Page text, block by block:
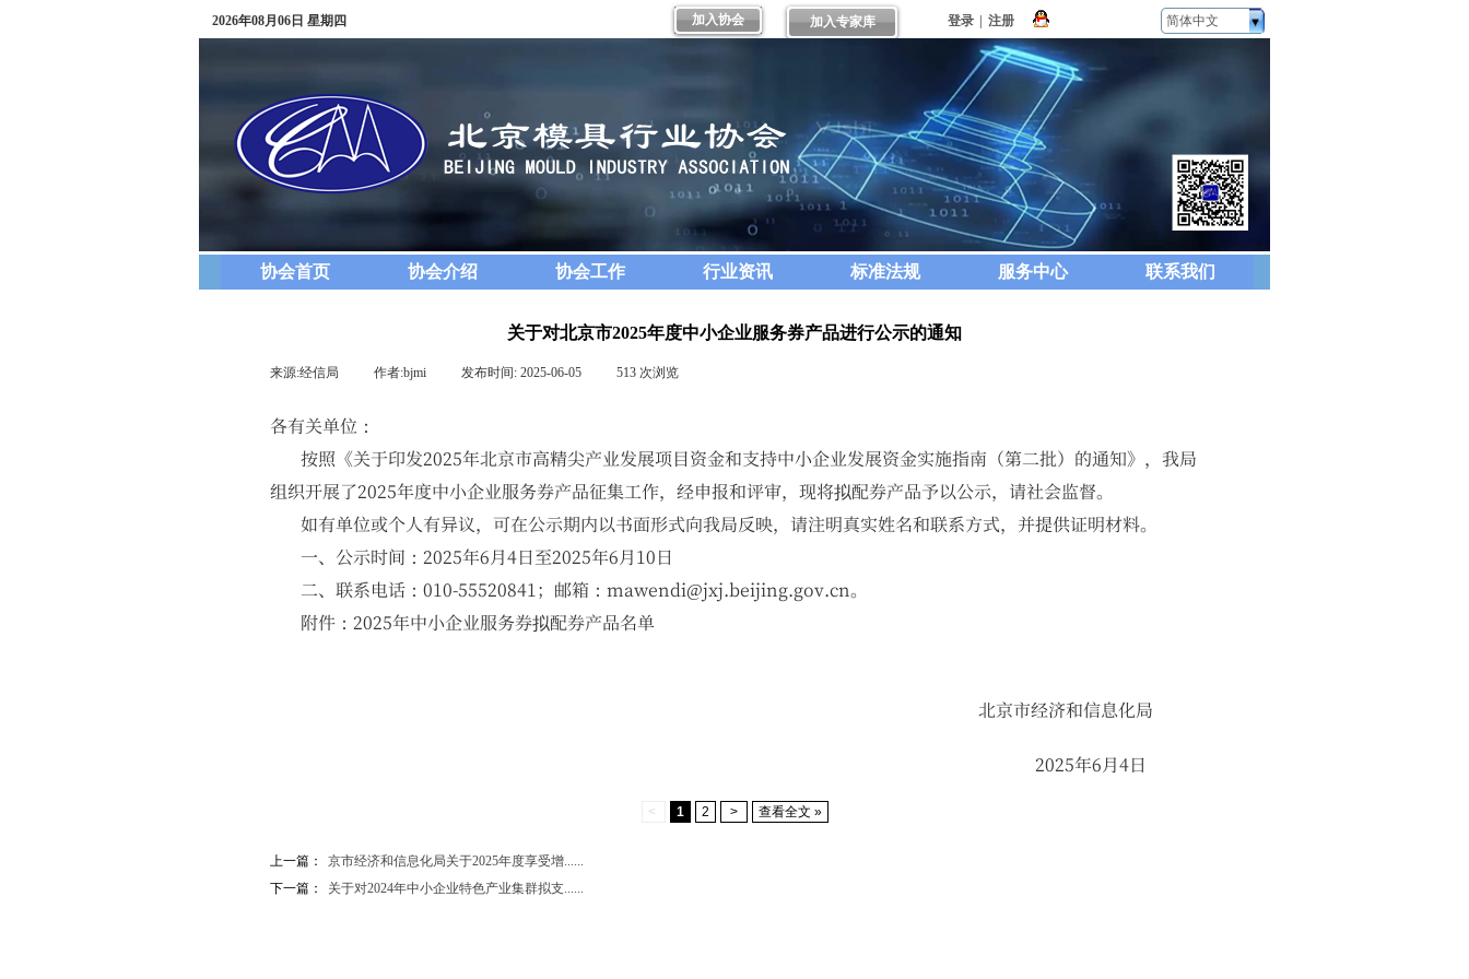
登录 注册
加入协会 加入专家库 简体中文
2026年08月06日 星期四
协会首页 协会介绍 协会工作 行业资讯 标准法规 服务中心 联系我们
关于对北京市2025年度中小企业服务券产品进行公示的通知
来源:经信局 作者:bjmi 发布时间: 2025-06-05 513 次浏览
各有关单位：
按照《关于印发2025年北京市高精尖产业发展项目资金和支持中小企业发展资金实施指南（第二批）的通知》，我局
组织开展了2025年度中小企业服务券产品征集工作，经申报和评审，现将拟配券产品予以公示，请社会监督。
如有单位或个人有异议，可在公示期内以书面形式向我局反映，请注明真实姓名和联系方式，并提供证明材料。
一、公示时间：2025年6月4日至2025年6月10日
二、联系电话：010-55520841；邮箱：mawendi@jxj.beijing.gov.cn。
附件：2025年中小企业服务券拟配券产品名单
北京市经济和信息化局
2025年6月4日
< 1 2 > 查看全文 »
上一篇：
京市经济和信息化局关于2025年度享受增......
下一篇：
关于对2024年中小企业特色产业集群拟支......